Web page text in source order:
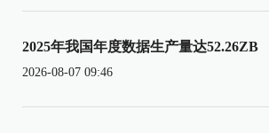
2025年我国年度数据生产量达52.26ZB
2026-08-07 09:46